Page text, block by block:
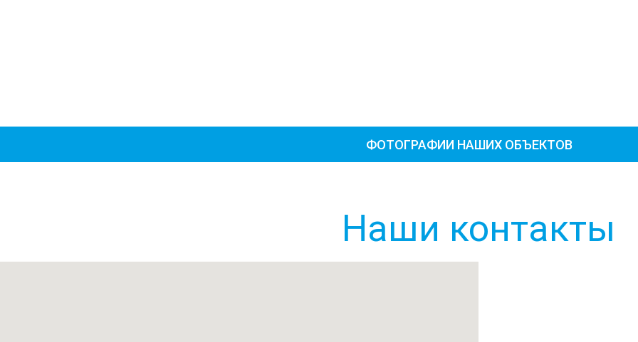
ФОТОГРАФИИ НАШИХ ОБЪЕКТОВ
Наши контакты